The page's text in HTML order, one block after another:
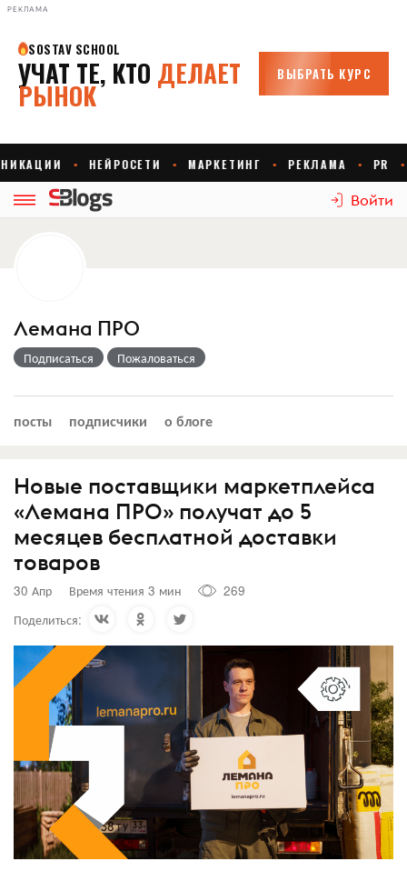
РЕКЛАМА
Войти
Лемана ПРО
Подписаться Пожаловаться
посты подписчики о блоге
Новые поставщики маркетплейса
«Лемана ПРО» получат до 5
месяцев бесплатной доставки
товаров
30 Апр Время чтения 3 мин
269
Поделиться: